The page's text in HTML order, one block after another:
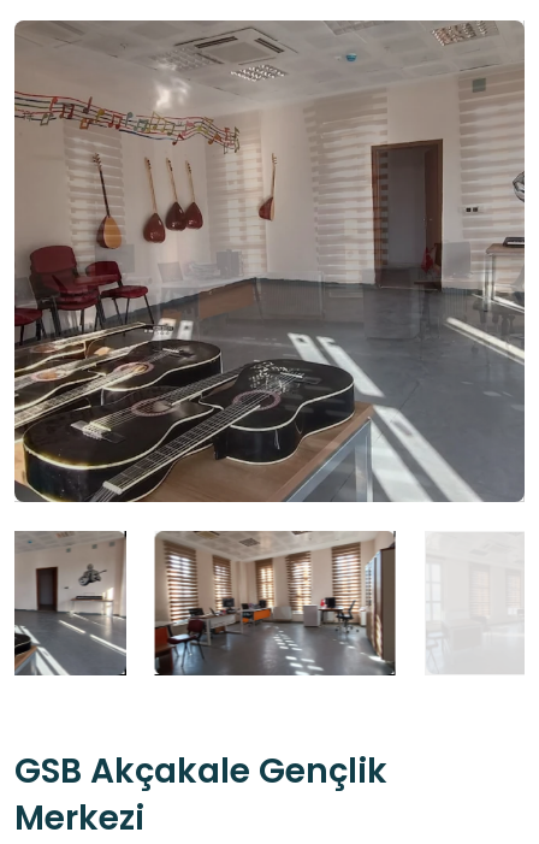
GSB Akçakale Gençlik
Merkezi